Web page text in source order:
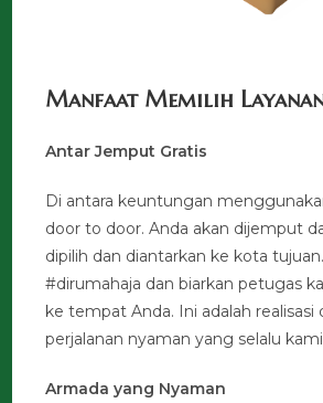
Manfaat Memilih
Antar Jemput Gratis
Di antara keuntungan
door to door. Anda akan dijemput
dipilih dan diantarkan ke kota
#dirumahaja dan biarkan petugas
ke tempat Anda. Ini adalah realisasi
perjalanan nyaman yang selalu
Armada yang Nyaman